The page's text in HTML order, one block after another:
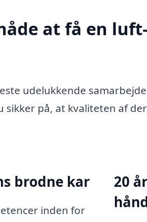
at få en
udelukkende
sikker på, at kvaliteten af
brodne kar
inden for
20